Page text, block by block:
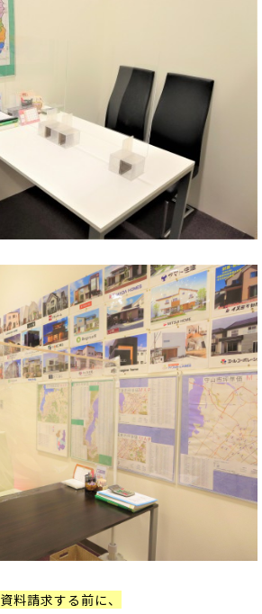
資料請求する前に、